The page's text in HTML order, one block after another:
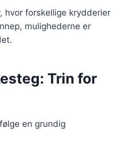
hvor forskellige krydderier
mulighederne er
Trin for
en grundig